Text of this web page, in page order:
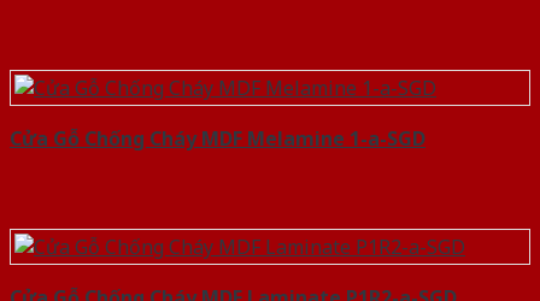
Cửa Gỗ Chống Cháy MDF Melamine 1-a-SGD